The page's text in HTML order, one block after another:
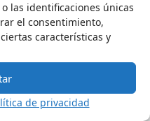
las identificaciones únicas
el consentimiento,
características y
de privacidad
7 minutos
momento clave cada
pueden
su plan de seguro
de Seguros de Salud
de Seguros de Salud
Ley ACA